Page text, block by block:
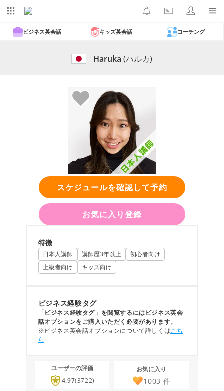
ビジネス英会話 キッズ英会話 コーチング
Haruka (ハルカ)
スケジュールを確認して予約
お気に入り登録
特徴
日本人講師 講師歴3年以上
初心者向け
上級者向け
キッズ向け
ビジネス経験タグ
「ビジネス経験タグ」を閲覧するにはビジネス英会
話オプションをご購入いただく必要があります。
※ビジネス英会話オプションについて詳しくはこち
ら
ユーザーの評価
4.97(3722)
お気に入り
1003 件